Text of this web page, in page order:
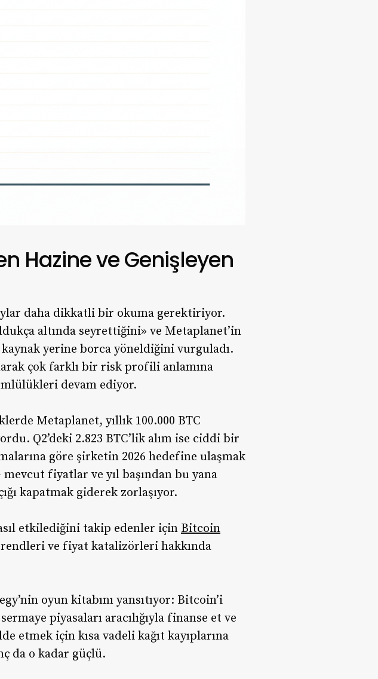
Hazine ve Genişleyen
daha dikkatli bir okuma gerektiriyor.
altında seyrettiğini» ve Metaplanet’in
yerine borca yöneldiğini vurguladı.
çok farklı bir risk profili anlamına
devam ediyor.
Metaplanet, yıllık 100.000 BTC
Q2’deki 2.823 BTC’lik alım ise ciddi bir
göre şirketin 2026 hedefine ulaşmak
fiyatlar ve yıl başından bu yana
kapatmak giderek zorlaşıyor.
etkilediğini takip edenler için Bitcoin
ve fiyat katalizörleri hakkında
oyun kitabını yansıtıyor: Bitcoin’i
piyasaları aracılığıyla finanse et ve
etmek için kısa vadeli kağıt kayıplarına
da o kadar güçlü.